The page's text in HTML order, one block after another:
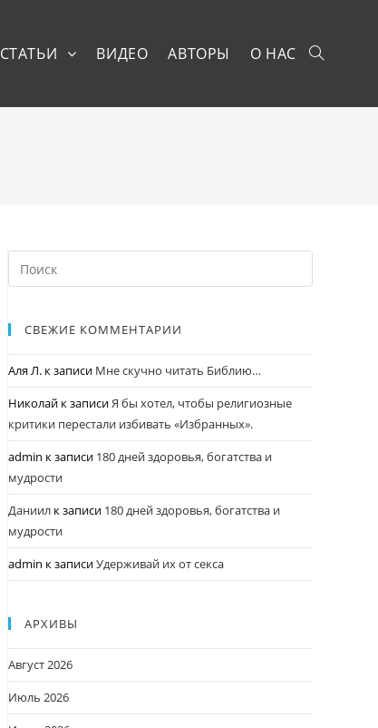
СТАТЬИ ВИДЕО АВТОРЫ О НАС
СВЕЖИЕ КОММЕНТАРИИ
Аля Л. к записи Мне скучно читать Библию…
Николай к записиЯ бы хотел, чтобы религиозные
критики перестали избивать «Избранных».
admin к записи 180 дней здоровья, богатства и
мудрости
Даниил к записи 180 дней здоровья, богатства и
мудрости
admin к записиУдерживай их от секса
АРХИВЫ
Август 2026
Июль 2026